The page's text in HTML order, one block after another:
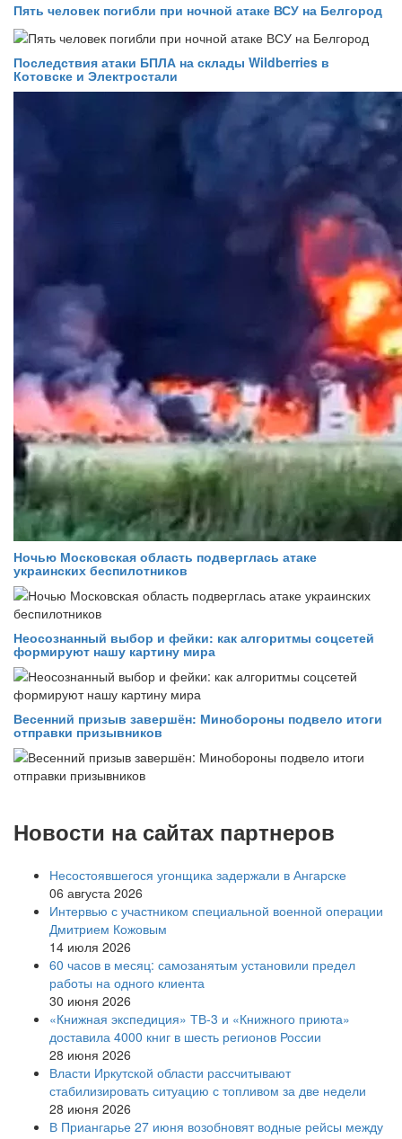
Пять человек погибли при ночной атаке ВСУ на Белгород
Последствия атаки БПЛА на склады Wildberries в
Котовске и Электростали
Ночью Московская область подверглась атаке
украинских беспилотников
Неосознанный выбор и фейки: как алгоритмы соцсетей
формируют нашу картину мира
Весенний призыв завершён: Минобороны подвело итоги
отправки призывников
Новости на сайтах партнеров
Несостоявшегося угонщика задержали в Ангарске
06 августа 2026
Интервью с участником специальной военной операции
Дмитрием Кожовым
14 июля 2026
60 часов в месяц: самозанятым установили предел
работы на одного клиента
30 июня 2026
«Книжная экспедиция» ТВ-3 и «Книжного приюта»
доставила 4000 книг в шесть регионов России
28 июня 2026
Власти Иркутской области рассчитывают
стабилизировать ситуацию с топливом за две недели
28 июня 2026
В Приангарье 27 июня возобновят водные рейсы между